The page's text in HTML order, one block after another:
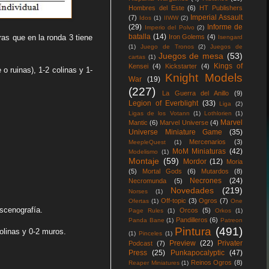
que en la ronda 3 tiene
o ruinas), 1-2 colinas y 1-
y 0-2 muros.
Hombres del Este (6)
HT Publishers
(7) Idos (1) IIWW (2)
Imperial Assault
(29) Imperio del Polvo (2)
Informe de
batalla (14) Iron Golems (4) Isengard
(1)
Juego de Tronos (2)
Juegos de
cartas (1) Juegos de mesa (53)
Kensei (4) Kickstarter (4)
Kings of
War
(19)
Knight Models
(227)
La Guerra del Anillo (9)
Legion of Everblight (33) Liga
(2)
Ligas de los Votann
(1) Lothlorien (1)
Mantic (6) Marvel Universe (4) Marvel
Universe Miniature Game
(35)
MeepleQuest (1) Mercenarios (3)
Modelismo (1) MoM Miniaturas (42)
Montaje (59) Mordor (12) Moria
(5)
Mortal Gods (6) Mutardos
(8)
Necromunda
(5) Necrones (24)
Norses (1) Novedades (219)
Ofertas (1) Off-topic (3) Ogros (7) One
Page Rules
(1) Orcos (5) Orkos
(1)
Panda Bane (1) Pandilleros (6) Patreon
(1) Pinceles (1) Pintura (491)
Podcast (7) Preview (22)
Privater
Press (25) Punkapocalyptic (47)
Reaper Miniatures (1) Reinos Ogros (8)